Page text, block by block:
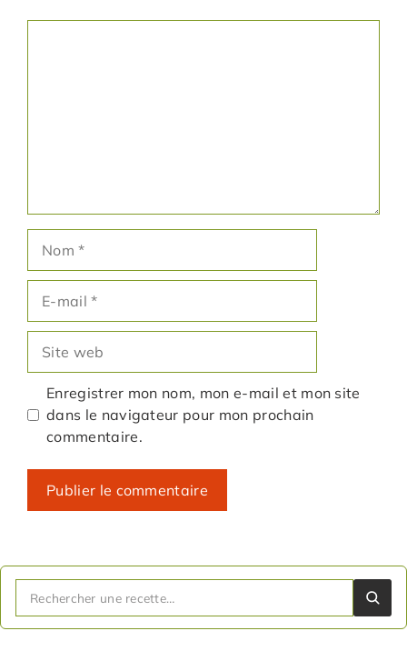
mail
web
Enregistrer mon nom, mon e-mail et mon site
dans le navigateur pour mon prochain
commentaire.